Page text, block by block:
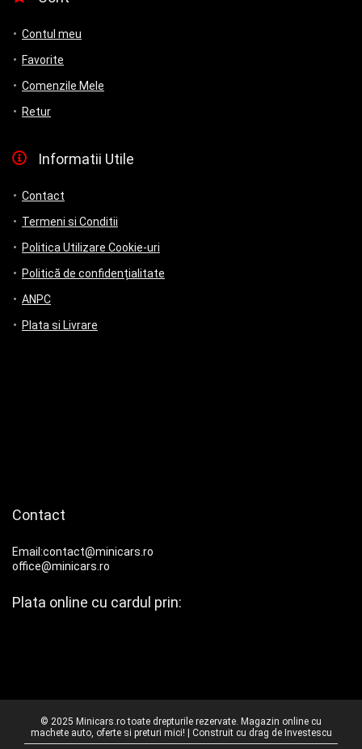
Contul meu
Favorite
Comenzile Mele
Retur
Informatii Utile
Contact
Termeni si Conditii
Politica Utilizare Cookie-uri
Politică de confidențialitate
ANPC
Plata si Livrare
Contact
Email:contact@minicars.ro
office@minicars.ro
Plata online cu cardul prin:
© 2025 Minicars.ro toate drepturile rezervate. Magazin online cu
machete auto, oferte si preturi mici! | Construit cu drag de Investescu